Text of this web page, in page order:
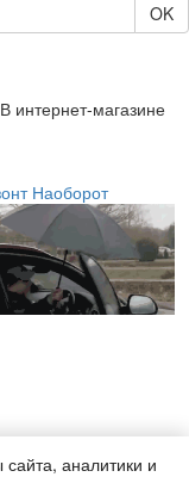
OK
В интернет-магазине
Наоборот
аналитики и